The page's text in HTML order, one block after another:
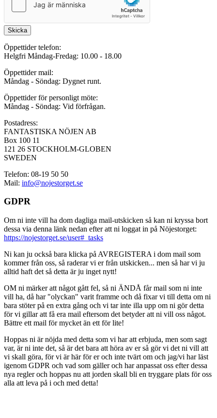
Skicka
Öppettider telefon:
Helgfri Måndag-Fredag: 10.00 - 18.00
Öppettider mail:
Måndag - Söndag: Dygnet runt.
Öppettider för personligt möte:
Måndag - Söndag: Vid förfrågan.
Postadress:
FANTASTISKA NÖJEN AB
Box 100 11
121 26 STOCKHOLM-GLOBEN
SWEDEN
Telefon: 08-19 50 50
Mail: info@nojestorget.se
GDPR
Om ni inte vill ha dom dagliga mail-utskicken så kan ni kryssa bort
dessa via denna länk nedan efter att ni loggat in på Nöjestorget:
https://nojestorget.se/user#_tasks
Ni kan ju också bara klicka på AVREGISTERA i dom mail som
kommer från oss, så raderar vi er från utskicken... men så har vi ju
alltid haft det så detta är ju inget nytt!
OM ni märker att något gått fel, så ni ÄNDÅ får mail som ni inte
vill ha, då har "olyckan" varit framme och då fixar vi till detta om ni
bara stöter på en extra gång och vi tar inte illa upp om ni gör detta
för vi gillar att få era mail eftersom det betyder att ni vill oss något.
Bättre ett mail för mycket än ett för lite!
Hoppas ni är nöjda med detta som vi har att erbjuda, men som sagt
var, är ni inte det, så är det bara att höra av er så gör vi det ni vill att
vi skall göra, för vi är här för er och inte tvärt om och jag/vi har läst
igenom GDPR och vad som gäller och har anpassat oss efter dessa
nya regler och hoppas nu att jorden skall bli en tryggare plats för oss
alla att leva på i och med detta!